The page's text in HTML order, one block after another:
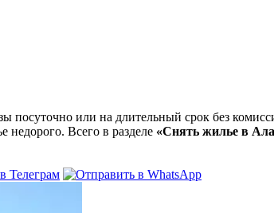
или на длительный срок без
недорого. Всего в разделе «Снять жилье в